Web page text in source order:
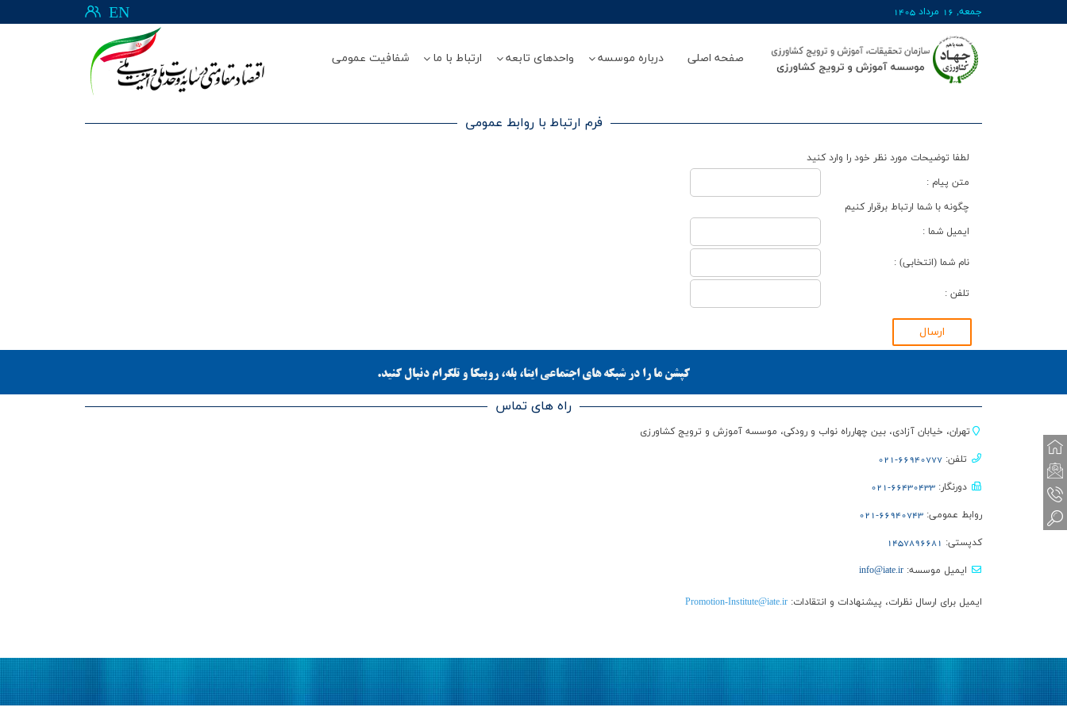
جمعه, 16 مرداد 1405 EN
صفحه اصلی درباره موسسه واحدهای تابعه ارتباط با ما شفافیت عمومی
فرم ارتباط با روابط عمومی
لطفا توضیحات مورد نظر خود را وارد کنید
متن پیام :
چگونه با شما ارتباط برقرار کنیم
ایمیل شما :
نام شما (انتخابی) :
تلفن :
ارسال
کپشن ما را در شبکه های اجتماعی ایتا، بله، روبیکا و تلگرام دنبال کنید.
راه های تماس
تهران، خیابان آزادی، بین چهارراه نواب و رودکی، موسسه آموزش و ترویج کشاورزی
تلفن: 66940777-021
دورنگار: 66430433-021
روابط عمومی: 66940743-021
کدپستی: 1457896681
ایمیل موسسه: info@iate.ir
ایمیل برای ارسال نظرات، پیشنهادات و انتقادات: Promotion-Institute@iate.ir